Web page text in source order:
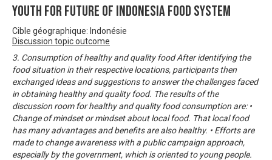
Youth For Future of Indonesia Food System
Cible géographique: Indonésie
Discussion topic outcome
3. Consumption of healthy and quality food After identifying the
food situation in their respective locations, participants then
exchanged ideas and suggestions to answer the challenges faced
in obtaining healthy and quality food. The results of the
discussion room for healthy and quality food consumption are: •
Change of mindset or mindset about local food. That local food
has many advantages and benefits are also healthy. • Efforts are
made to change awareness with a public campaign approach,
especially by the government, which is oriented to young people.